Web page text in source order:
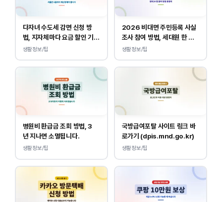
다자녀 수도세 감면 신청 방
법, 지자체마다 요금 할인 기준
이 다릅니다.
생활정보/팁
2026 비대면 주민등록 사실
조사 참여 방법, 세대원 한 명
만 하면 됩니다.
생활정보/팁
병원비 환급금 조회 방법, 3
년 지나면 소멸됩니다.
생활정보/팁
국방급여포탈 사이트 링크 바
로가기 (dpis.mnd.go.kr)
생활정보/팁